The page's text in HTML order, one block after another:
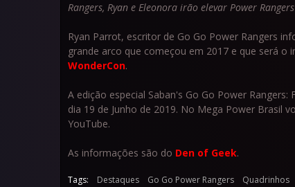
Rangers, Ryan e Eleonora irão elevar Power
Ryan Parrot, escritor de Go Go Power Rangers
grande arco que começou em 2017 e que será
WonderCon.
A edição especial Saban's Go Go Power
dia 19 de Junho de 2019. No Mega Power Brasil
YouTube.
As informações são do Den of Geek.
Tags: Destaques Go Go Power Rangers Quadrinhos